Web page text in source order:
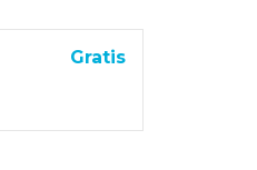
Gratis